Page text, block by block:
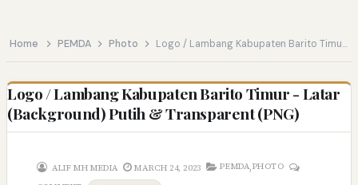
Home PEMDA Photo Logo / Lambang Kabupaten Barito Timur - Latar (Background) Putih & Transparent (PNG)
Logo / Lambang Kabupaten Barito Timur - Latar
(Background) Putih & Transparent (PNG)
ALIF MH MEDIA MARCH 24, 2023 PEMDA,PHOTO